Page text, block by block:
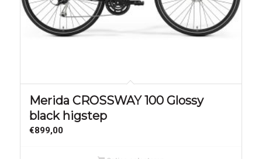
Merida CROSSWAY 100 Glossy
black higstep
€899,00